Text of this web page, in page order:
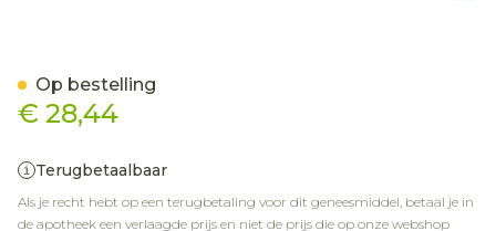
€ 28,44
Terugbetaalbaar
Als je recht hebt op een terugbetaling voor dit geneesmiddel, betaal je in
de apotheek een verlaagde prijs en niet de prijs die op onze webshop
Op bestelling